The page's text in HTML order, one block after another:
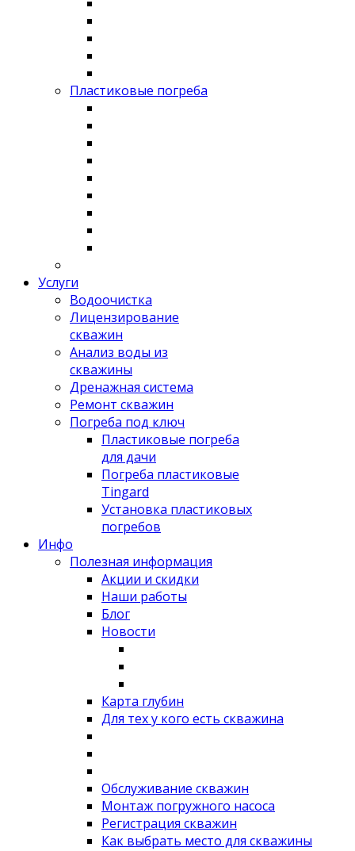
Пластиковые погреба
Услуги
Водоочистка
Лицензирование
скважин
Анализ воды из
скважины
Дренажная система
Ремонт скважин
Погреба под ключ
Пластиковые погреба
для дачи
Погреба пластиковые
Tingard
Установка пластиковых
погребов
Инфо
Полезная информация
Акции и скидки
Наши работы
Блог
Новости
Карта глубин
Для тех у кого есть скважина
Обслуживание скважин
Монтаж погружного насоса
Регистрация скважин
Как выбрать место для скважины